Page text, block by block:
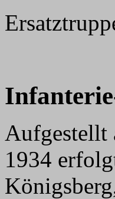
Aufgestellt
1934